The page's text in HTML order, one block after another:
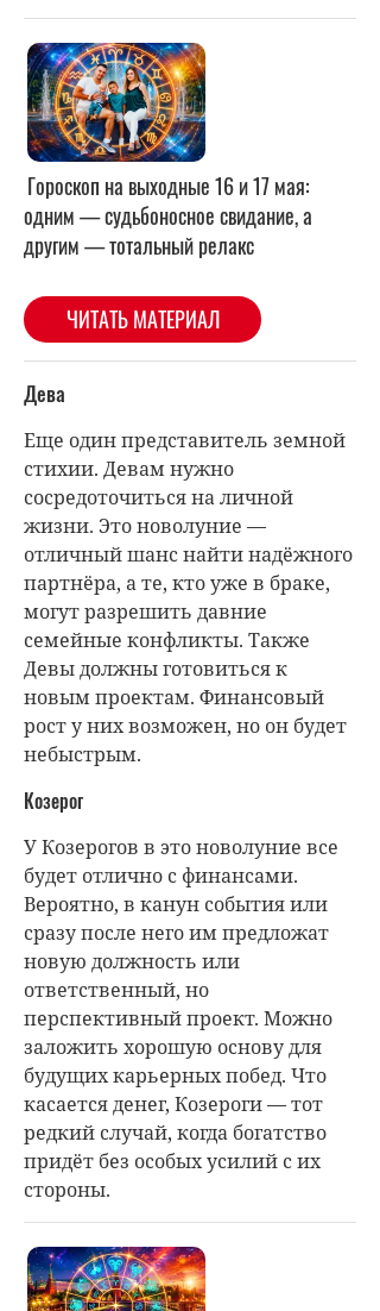
Гороскоп на выходные 16 и 17 мая:
одним — судьбоносное свидание, а
другим — тотальный релакс
ЧИТАТЬ МАТЕРИАЛ
Дева
Еще один представитель земной
стихии. Девам нужно
сосредоточиться на личной
жизни. Это новолуние —
отличный шанс найти надёжного
партнёра, а те, кто уже в браке,
могут разрешить давние
семейные конфликты. Также
Девы должны готовиться к
новым проектам. Финансовый
рост у них возможен, но он будет
небыстрым.
Козерог
У Козерогов в это новолуние все
будет отлично с финансами.
Вероятно, в канун события или
сразу после него им предложат
новую должность или
ответственный, но
перспективный проект. Можно
заложить хорошую основу для
будущих карьерных побед. Что
касается денег, Козероги — тот
редкий случай, когда богатство
придёт без особых усилий с их
стороны.